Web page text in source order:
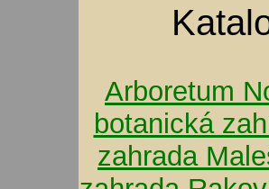
Arboretum
botanická
zahrada